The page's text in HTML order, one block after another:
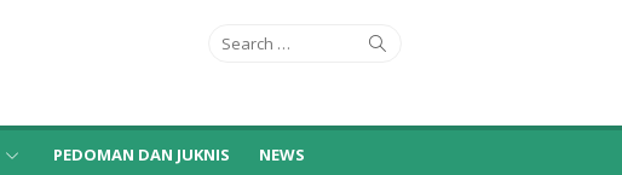
Search
PEDOMAN DAN JUKNIS NEWS